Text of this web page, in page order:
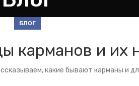
БЛОГ
карманов и их
какие бывают карманы и